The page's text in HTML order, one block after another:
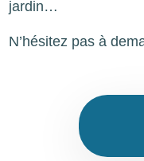
jardin…
N’hésitez pas à